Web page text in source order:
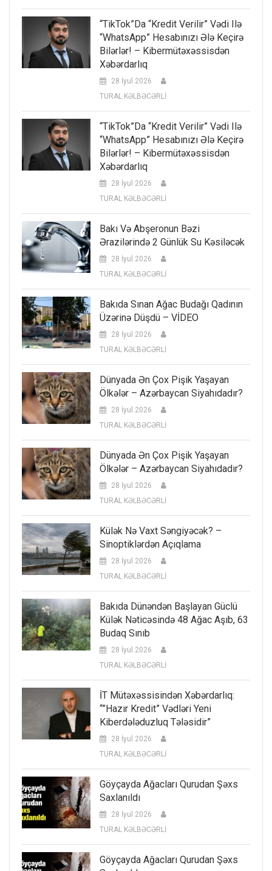
“TikTok”da “kredit Verilir” Vədi Ilə
“WhatsApp” Hesabınızı Ələ Keçirə
Bilərlər! – Kibermütəxəssisdən
Xəbərdarlıq
28 İyul 2026
TURAL KƏLBƏCƏRLİ
“TikTok”da “kredit Verilir” Vədi Ilə
“WhatsApp” Hesabınızı Ələ Keçirə
Bilərlər! – Kibermütəxəssisdən
Xəbərdarlıq
28 İyul 2026
TURAL KƏLBƏCƏRLİ
Bakı Və Abşeronun Bəzi
Ərazilərində 2 Günlük Su Kəsiləcək
28 İyul 2026
TURAL KƏLBƏCƏRLİ
Bakıda Sınan Ağac Budağı Qadının
Üzərinə Düşdü – VİDEO
28 İyul 2026
TURAL KƏLBƏCƏRLİ
Dünyada Ən Çox Pişik Yaşayan
Ölkələr – Azərbaycan Siyahıdadır?
28 İyul 2026
TURAL KƏLBƏCƏRLİ
Dünyada Ən Çox Pişik Yaşayan
Ölkələr – Azərbaycan Siyahıdadır?
28 İyul 2026
TURAL KƏLBƏCƏRLİ
Külək Nə Vaxt Səngiyəcək? –
Sinoptiklərdən Açıqlama
28 İyul 2026
TURAL KƏLBƏCƏRLİ
Bakıda Dünəndən Başlayan Güclü
Külək Nəticəsində 48 Ağac Aşıb, 63
Budaq Sınıb
28 İyul 2026
TURAL KƏLBƏCƏRLİ
İT Mütəxəssisindən Xəbərdarlıq:
“”Hazır Kredit” Vədləri Yeni
Kiberdələduzluq Tələsidir”
28 İyul 2026
TURAL KƏLBƏCƏRLİ
Göyçayda Ağacları Qurudan Şəxs
Saxlanıldı
28 İyul 2026
TURAL KƏLBƏCƏRLİ
Göyçayda Ağacları Qurudan Şəxs